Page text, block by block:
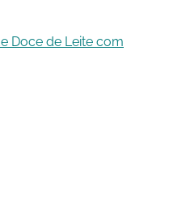
Doce de Leite com